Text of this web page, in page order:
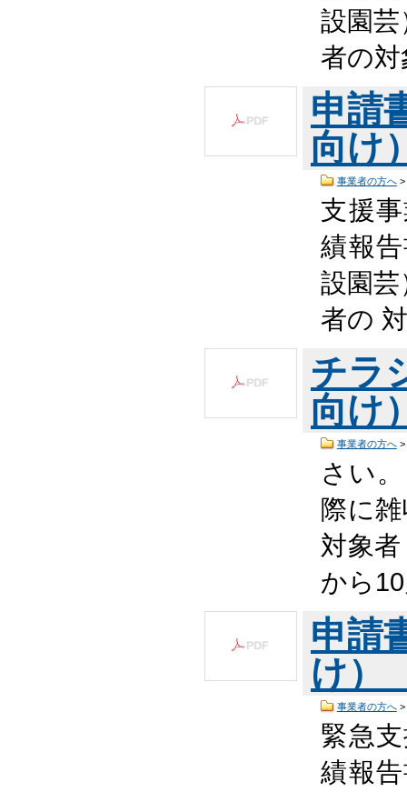
設園
者の
申請
向け
事業者の方へ>
支援
績報
設園
者の
チラ
向け
事業者の方へ>
さい
際に
対象
から
申請
け）
事業者の方へ>
緊急
績報